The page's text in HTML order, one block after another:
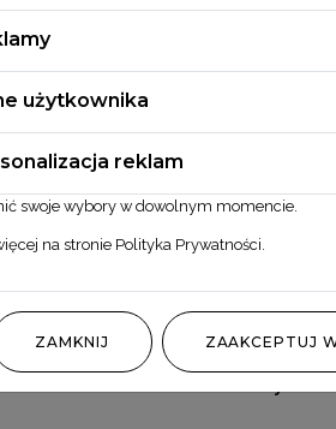
Phalaris zielony
użytkownika
reklam
swoje wybory w dowolnym momencie.
na stronie Polityka Prywatności
ZAMKNIJ ZAAKCEPTUJ